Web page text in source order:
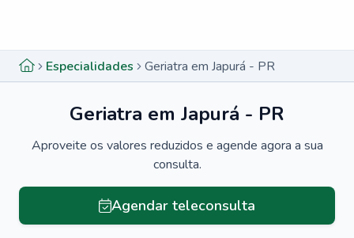
Especialidades Geriatra em Japurá - PR
Geriatra em Japurá - PR
Aproveite os valores reduzidos e agende agora a sua
consulta.
Agendar teleconsulta